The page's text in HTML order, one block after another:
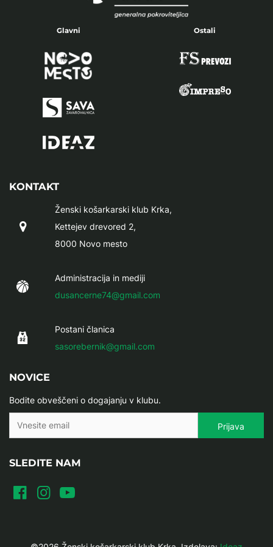
Glavni Ostali
KONTAKT
Ženski košarkarski klub Krka,
Kettejev drevored 2,
8000 Novo mesto
Administracija in mediji
dusancerne74@gmail.com
Postani članica
sasorebernik@gmail.com
NOVICE
Bodite obveščeni o dogajanju v klubu.
SLEDITE NAM